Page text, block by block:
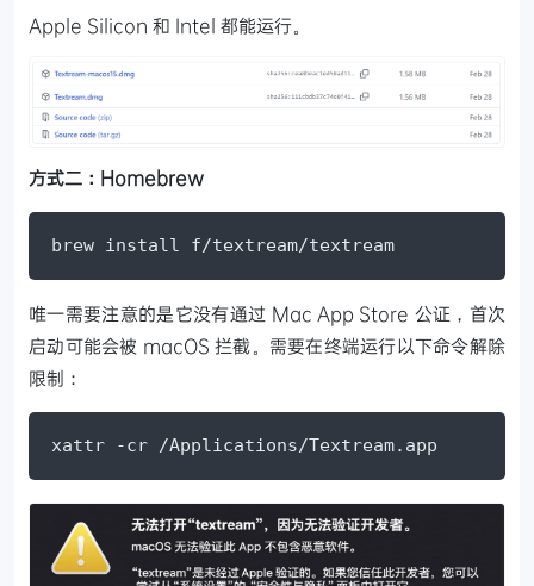
Apple Silicon 和 Intel 都能运行。
方式二：Homebrew
brew install f/textream/textream
唯一需要注意的是它没有通过 Mac App Store 公证，首次
启动可能会被 macOS 拦截。需要在终端运行以下命令解除
限制：
xattr -cr /Applications/Textream.app